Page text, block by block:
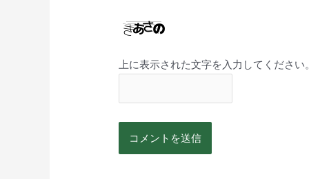
上に表示された文字を入力してください